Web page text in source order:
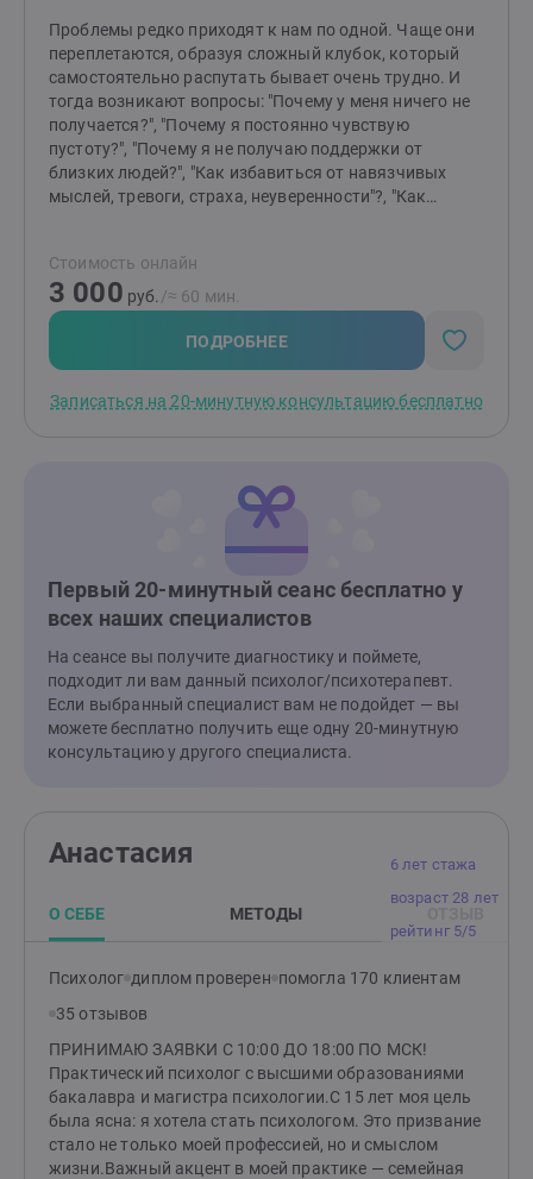
Проблемы редко приходят к нам по одной. Чаще они
переплетаются, образуя сложный клубок, который
самостоятельно распутать бывает очень трудно. И
тогда возникают вопросы: "Почему у меня ничего не
получается?", "Почему я постоянно чувствую
пустоту?", "Почему я не получаю поддержки от
близких людей?", "Как избавиться от навязчивых
мыслей, тревоги, страха, неуверенности"?, "Как
клубок, найти причину "негативных сценариев",
научиться понимать себя и свои состояния,
выстраивать здоровые отношения с близкими
людьми и окружающими, выйти из замкнутого круга,
делать свою жизнь лучше и получать от нее
поддержка, понимание, принятие, осознание.
Стоимость онлайн
3 000 руб. /≈ 60 мин.
ПОДРОБНЕЕ
Записаться на 20-минутную консультацию бесплатно
Первый 20-минутный сеанс бесплатно у
всех наших специалистов
На сеансе вы получите диагностику и поймете,
подходит ли вам данный психолог/психотерапевт.
Если выбранный специалист вам не подойдет — вы
можете бесплатно получить еще одну 20-минутную
консультацию у другого специалиста.
6 лет стажа
возраст 28 лет
рейтинг 5/5
Анастасия
О СЕБЕ МЕТОДЫ
Психолог диплом проверен помогла 170 клиентам
35 отзывов
ПРИНИМАЮ ЗАЯВКИ С 10:00 ДО 18:00 ПО МСК!
Практический психолог с высшими образованиями
бакалавра и магистра психологии.С 15 лет моя цель
была ясна: я хотела стать психологом. Это призвание
стало не только моей профессией, но и смыслом
жизни.Важный акцент в моей практике — семейная